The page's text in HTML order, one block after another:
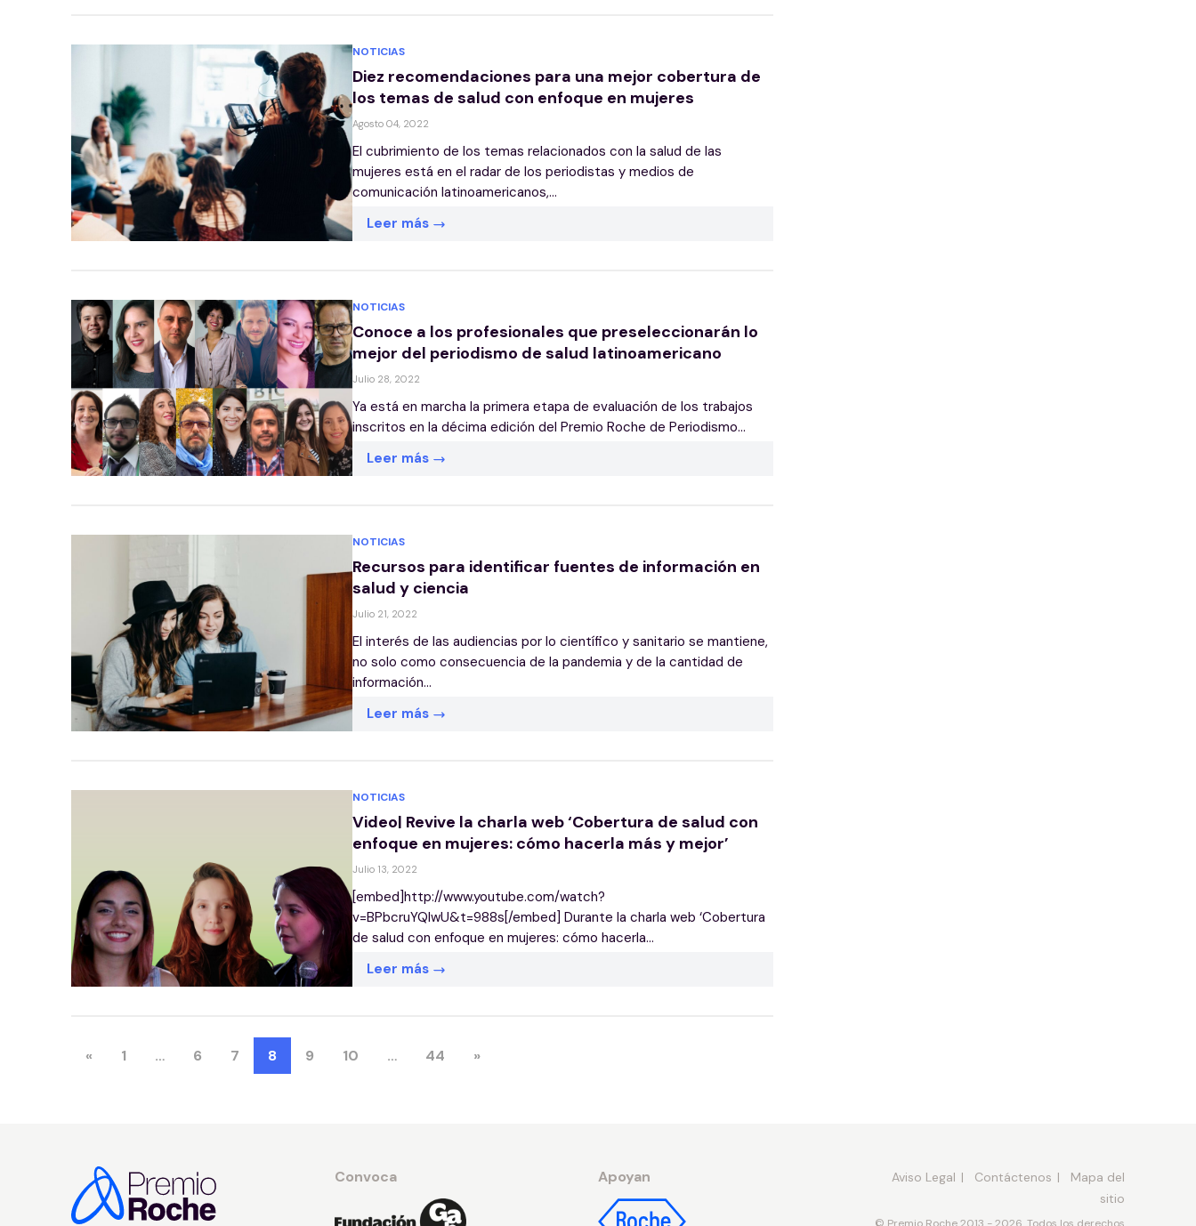
NOTICIAS
Diez recomendaciones para una mejor cobertura de
los temas de salud con enfoque en mujeres
Agosto 04, 2022
El cubrimiento de los temas relacionados con la salud de las
mujeres está en el radar de los periodistas y medios de
comunicación latinoamericanos,...
Leer más
NOTICIAS
Conoce a los profesionales que preseleccionarán lo
mejor del periodismo de salud latinoamericano
Julio 28, 2022
Ya está en marcha la primera etapa de evaluación de los trabajos
inscritos en la décima edición del Premio Roche de Periodismo...
Leer más
NOTICIAS
Recursos para identificar fuentes de información en
salud y ciencia
Julio 21, 2022
El interés de las audiencias por lo científico y sanitario se mantiene,
no solo como consecuencia de la pandemia y de la cantidad de
información...
Leer más
NOTICIAS
Video| Revive la charla web ‘Cobertura de salud con
enfoque en mujeres: cómo hacerla más y mejor’
Julio 13, 2022
[embed]http://www.youtube.com/watch?
v=BPbcruYQlwU&t=988s[/embed] Durante la charla web ‘Cobertura
de salud con enfoque en mujeres: cómo hacerla...
Leer más
« 1 … 6 7 8 9 10 … 44 »
Convoca Apoyan Aviso Legal Contáctenos
Mapa del
sitio